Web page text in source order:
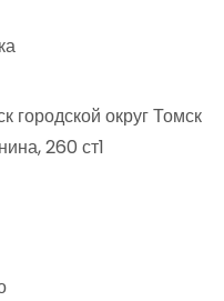
городской округ Томск
260 ст1